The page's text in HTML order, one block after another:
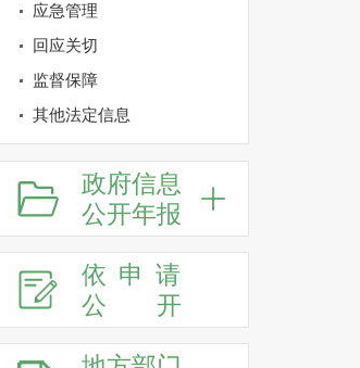
应急管理
回应关切
监督保障
其他法定信息
政府信息
公开年报
依申请
公
开